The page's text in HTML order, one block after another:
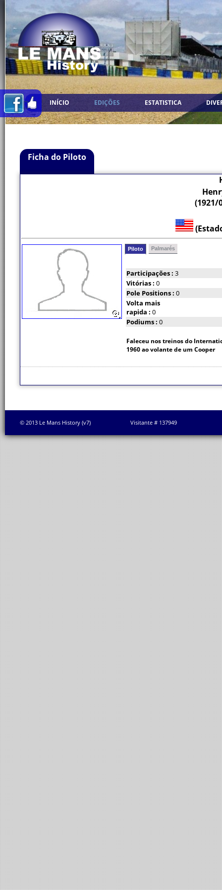
INÍCIO EDIÇÕES ESTATISTICA
Ficha do Piloto
(1921/
Piloto Palmarés
Participações : 3
Vitórias : 0
Pole Positions : 0
Volta mais
rapida : 0
Podiums : 0
Faleceu nos treinos do
1960 ao volante de um Cooper
© 2013 Le Mans History (v7) Visitante # 137949